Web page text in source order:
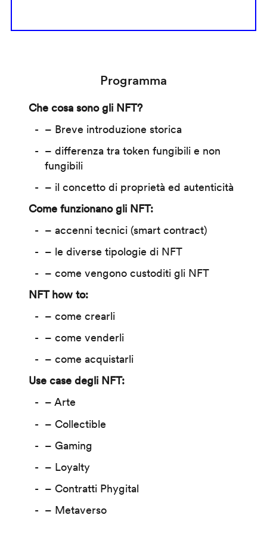
Programma
Che cosa sono gli NFT?
– Breve introduzione storica
– differenza tra token fungibili e non
fungibili
– il concetto di proprietà ed autenticità
Come funzionano gli NFT:
– accenni tecnici (smart contract)
– le diverse tipologie di NFT
– come vengono custoditi gli NFT
NFT how to:
– come crearli
– come venderli
– come acquistarli
Use case degli NFT:
– Arte
– Collectible
– Gaming
– Loyalty
– Contratti Phygital
– Metaverso